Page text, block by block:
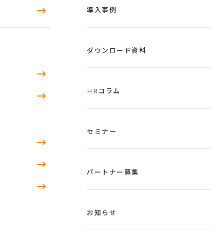
導入事例
ダウンロード資料
HRコラム
セミナー
パートナー募集
お知らせ